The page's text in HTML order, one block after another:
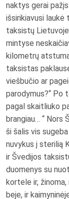
naktys gerai
išsirikiavusi laukė
taksistų
mintyse
kilometrų
taksistas
viešbučio ar
parodymus?“ Po
pagal skaitliuko
brangiau… “ Nors
ši šalis vis
nuvykus į sterilią
ir Švedijos
duomenys su
kortele ir,
beje, ir